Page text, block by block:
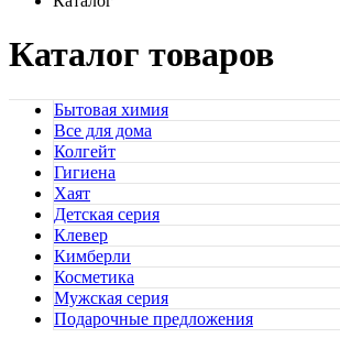
Каталог товаров
Бытовая химия
Все для дома
Колгейт
Гигиена
Хаят
Детская серия
Клевер
Кимберли
Косметика
Мужская серия
Подарочные предложения